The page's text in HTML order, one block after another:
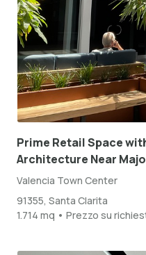
Prime Retail Space
Architecture Near
Valencia Town Center
91355, Santa Clarita
1.714 mq • Prezzo su